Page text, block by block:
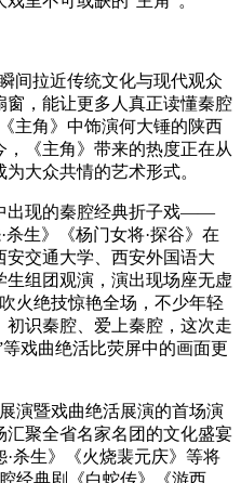
拉近传统文化与现代观众
，能让更多人真正读懂秦腔
主角》中饰演何大锤的陕西
《主角》带来的热度正在从
大众共情的艺术形式。
现的秦腔经典折子戏——
杀生》《杨门女将·探谷》在
交通大学、西安外国语大
组团观演，演出现场座无虚
火绝技惊艳全场，不少年轻
识秦腔、爱上秦腔，这次走
戏曲绝活比荧屏中的画面更
暨戏曲绝活展演的首场演
聚全省名家名团的文化盛宴
杀生》《火烧裴元庆》等将